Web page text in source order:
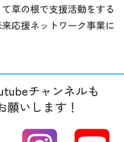
草の根で支援活動をする
応援ネットワーク事業に
チャンネルも
願いします！